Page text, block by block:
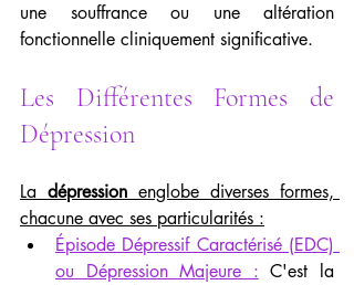
une souffrance ou une altération
fonctionnelle cliniquement significative.
Les Différentes Formes de
Dépression
La dépression englobe diverses formes,
chacune avec ses particularités :
Épisode Dépressif Caractérisé (EDC)
ou Dépression Majeure : C'est la